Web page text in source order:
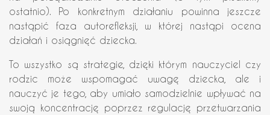
ostatnio). Po konkretnym działaniu powinna jeszcze
nastąpić faza autorefleksji, w której nastąpi ocena
działań i osiągnięć dziecka.
To wszystko są strategie, dzięki którym nauczyciel czy
rodzic może wspomagać uwagę dziecka, ale i
nauczyć je tego, aby umiało samodzielnie wpływać na
swoją koncentrację poprzez regulację przetwarzania